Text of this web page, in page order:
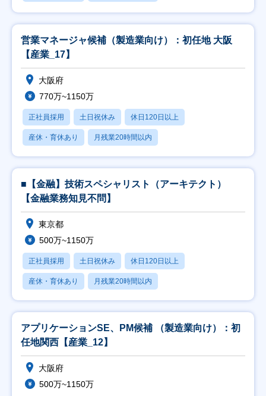
営業マネージャ候補（製造業向け）：初任地 大阪
【産業_17】
大阪府
770万~1150万
正社員採用 土日祝休み 休日120日以上
産休・育休あり 月残業20時間以内
■【金融】技術スペシャリスト（アーキテクト）
【金融業務知見不問】
東京都
500万~1150万
正社員採用 土日祝休み 休日120日以上
産休・育休あり 月残業20時間以内
アプリケーションSE、PM候補 （製造業向け）：初
任地関西【産業_12】
大阪府
500万~1150万